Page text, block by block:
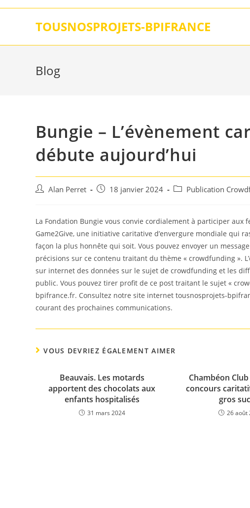
Skip
TOUSNOSPROJETS-BPIFRANCE
Blog
Bungie – L’évènement
débute aujourd’hui
Auteur/autrice
publication :
Alan Perret
Post 18 janvier 2024
Post Publication
La Fondation Bungie vous convie cordialement à participer
Game2Give, une initiative caritative d’envergure mondiale qui
façon la plus honnête qui soit. Vous pouvez envoyer un
précisions sur ce contenu traitant du thème « crowdfunding ».
sur internet des données sur le sujet de crowdfunding et les
public. Vous pouvez tirer profit de ce post traitant le sujet «
bpifrance.fr. Consultez notre site internet tousnosprojets-
courant des prochaines communications.
VOUS DEVRIEZ ÉGALEMENT AIMER
Beauvais. Les motards
apportent des chocolats aux
enfants hospitalisés
31 mars 2024
Chambéon
concours
gros
26 août